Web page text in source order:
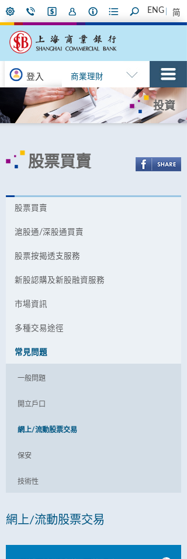
ENG 简
登入 商業理財
投資
股票買賣
股票買賣
滬股通/深股通買賣
股票按揭透支服務
新股認購及新股融資服務
市場資訊
多種交易途徑
常見問題
一般問題
開立戶口
網上/流動股票交易
保安
技術性
網上/流動股票交易